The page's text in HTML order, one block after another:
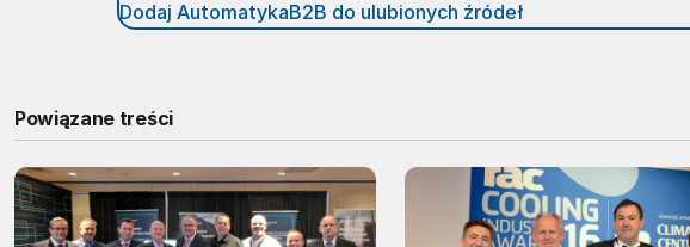
Dodaj AutomatykaB2B do ulubionych źródeł
Powiązane treści